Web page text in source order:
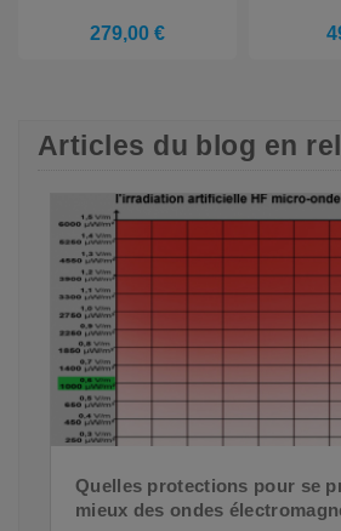
279,00 €
Articles du blog en
Quelles protections pour se
mieux des ondes